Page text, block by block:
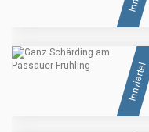
Innviertel